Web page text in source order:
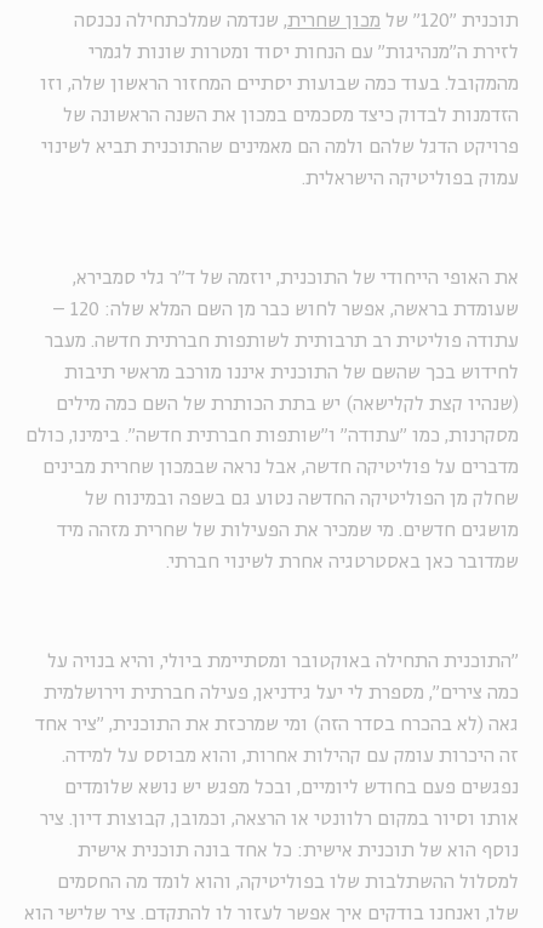
תוכנית "120" של
מכון שחרית, שנדמה שמלכתחילה נכנסה
לזירת ה"מנהיגות" עם הנחות יסוד ומטרות שונות לגמרי
מהמקובל. בעוד כמה שבועות יסתיים המחזור הראשון שלה, וזו
הזדמנות לבדוק כיצד מסכמים במכון את השנה הראשונה של
פרויקט הדגל שלהם ולמה הם מאמינים שהתוכנית תביא לשינוי
עמוק בפוליטיקה הישראלית.
את האופי הייחודי של התוכנית, יוזמה של ד"ר גלי סמבירא,
שעומדת בראשה, אפשר לחוש כבר מן השם המלא שלה: 120 –
עתודה פוליטית רב תרבותית לשותפות חברתית חדשה. מעבר
לחידוש בכך שהשם של התוכנית איננו מורכב מראשי תיבות
(שנהיו קצת לקלישאה) יש בתת הכותרת של השם כמה מילים
מסקרנות, כמו "עתודה" ו"שותפות חברתית חדשה". בימינו, כולם
מדברים על פוליטיקה חדשה, אבל נראה שבמכון שחרית מבינים
שחלק מן הפוליטיקה החדשה נטוע גם בשפה ובמינוח של
מושגים חדשים. מי שמכיר את הפעילות של שחרית מזהה מיד
שמדובר כאן באסטרטגיה אחרת לשינוי חברתי.
"התוכנית התחילה באוקטובר ומסתיימת ביולי, והיא בנויה על
כמה צירים", מספרת לי יעל גידניאן, פעילה חברתית וירושלמית
גאה (לא בהכרח בסדר הזה) ומי שמרכזת את התוכנית, "ציר אחד
זה היכרות עומק עם קהילות אחרות, והוא מבוסס על למידה.
נפגשים פעם בחודש ליומיים, ובכל מפגש יש נושא שלומדים
אותו וסיור במקום רלוונטי או הרצאה, וכמובן, קבוצות דיון. ציר
נוסף הוא של תוכנית אישית: כל אחד בונה תוכנית אישית
למסלול ההשתלבות שלו בפוליטיקה, והוא לומד מה החסמים
שלו, ואנחנו בודקים איך אפשר לעזור לו להתקדם. ציר שלישי הוא